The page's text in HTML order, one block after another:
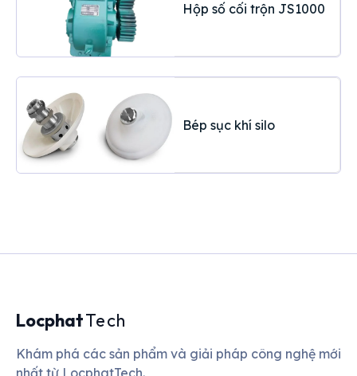
Hộp số cối trộn JS1000
Bép sục khí silo
LocphatTech
Khám phá các sản phẩm và giải pháp công nghệ mới